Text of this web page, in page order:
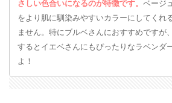
さしい色合いになるのが特徴です。 ベージ
をより肌に馴染みやすいカラーにしてくれ
ません。特にブルベさんにおすすめですが
するとイエベさんにもぴったりなラベンダ
よ！